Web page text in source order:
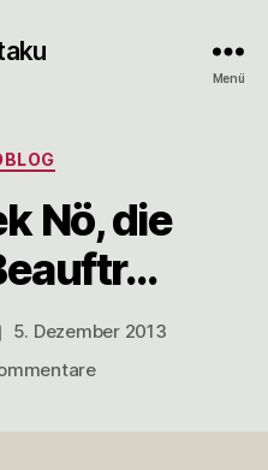
Menü
Nö, die
5. Dezember 2013
zu